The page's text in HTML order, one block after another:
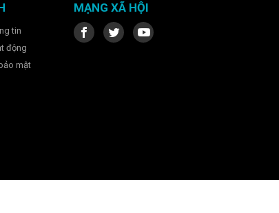
tin
động
mật
MẠNG XÃ HỘI